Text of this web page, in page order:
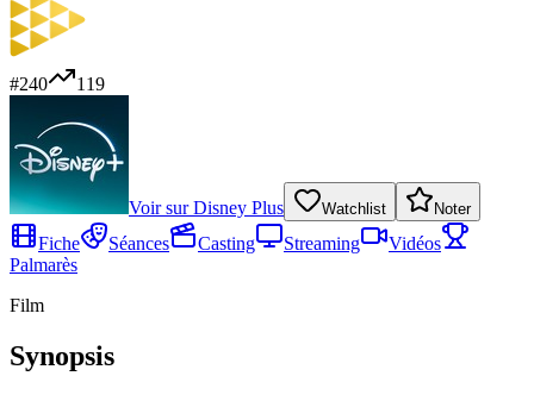
#240 119
Voir surDisney Plus Watchlist Noter
Fiche Séances Casting Streaming
Vidéos
Palmarès
Film
Synopsis